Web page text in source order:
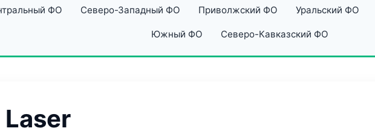
ФО Северо-Западный ФО Приволжский ФО Уральский ФО
Южный ФО Северо-Кавказский ФО